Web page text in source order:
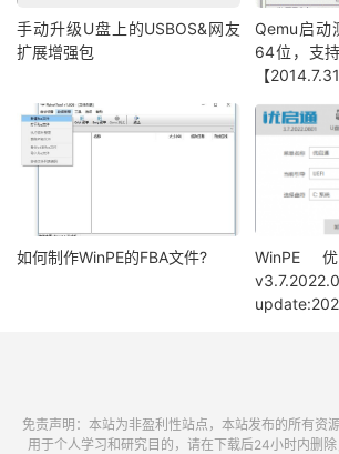
手动升级U盘上的USBOS&网友
扩展增强包
Qemu启动
64位，支
【
如何制作WinPE的FBA文件?
WinPE
免责声明：本站为非盈利性站点，本站发布的所有资
用于个人学习和研究目的，请在下载后24小时内删